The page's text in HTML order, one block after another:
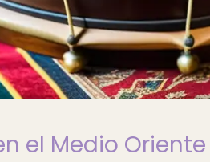
el Medio Oriente